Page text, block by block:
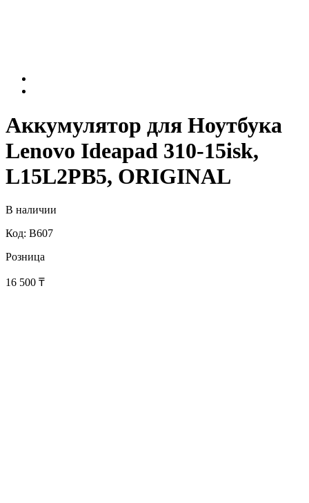
Аккумулятор для Ноутбука
Lenovo Ideapad 310-15isk,
L15L2PB5, ORIGINAL
В наличии
Код: B607
Розница
16 500 ₸